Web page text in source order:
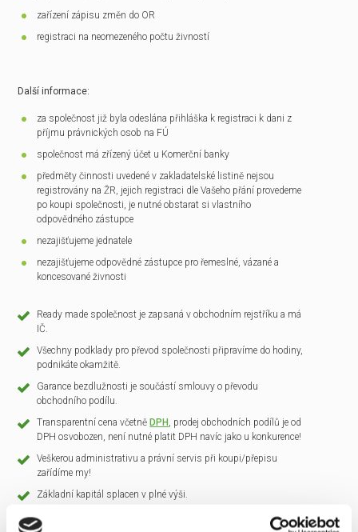
zařízení zápisu změn do OR
registraci na neomezeného počtu živností
Další informace:
za společnost již byla odeslána přihláška k registraci k dani z
příjmu právnických osob na FÚ
společnost má zřízený účet u Komerční banky
předměty činnosti uvedené v zakladatelské listině nejsou
registrovány na ŽR, jejich registraci dle Vašeho přání provedeme
po koupi společnosti, je nutné obstarat si vlastního
odpovědného zástupce
nezajišťujeme jednatele
nezajišťujeme odpovědné zástupce pro řemeslné, vázané a
koncesované živnosti
Ready made společnost je zapsaná v obchodním rejstříku a má
IČ.
Všechny podklady pro převod společnosti připravíme do hodiny,
podnikáte okamžitě.
Garance bezdlužnosti je součástí smlouvy o převodu
obchodního podílu.
Transparentní cena včetně DPH , prodej obchodních podílů je od
DPH osvobozen, není nutné platit DPH navíc jako u konkurence!
Veškerou administrativu a právní servis při koupi/přepisu
zařídíme my!
Základní kapitál splacen v plné výši.